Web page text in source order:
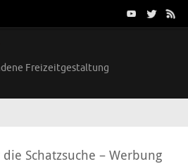
Freizeitgestaltung
Schatzsuche – Werbung